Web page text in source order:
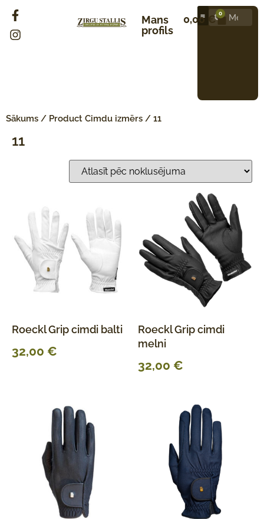
Mans
profils
0,00 € 0
Sākums / Product Cimdu izmērs / 11
11
Roeckl Grip cimdi balti
32,00 €
Roeckl Grip cimdi
melni
32,00 €